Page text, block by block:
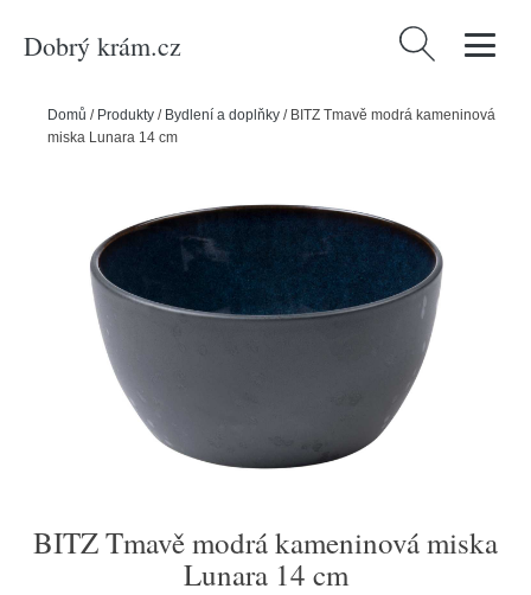
Dobrý krám.cz Vyhledávání
Domů / Produkty / Bydlení a doplňky / BITZ Tmavě modrá kameninová
miska Lunara 14 cm
BITZ Tmavě modrá kameninová miska
Lunara 14 cm